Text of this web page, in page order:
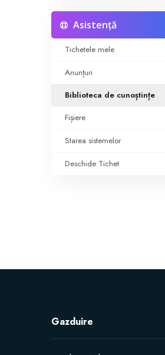
Asistență
Tichetele mele
Anunțuri
Biblioteca de cunoștințe
Fișiere
Starea sistemelor
Deschide Tichet
Gazduire